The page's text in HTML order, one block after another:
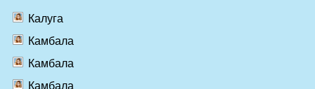
Калуга
Камбала
Камбала
Камбала